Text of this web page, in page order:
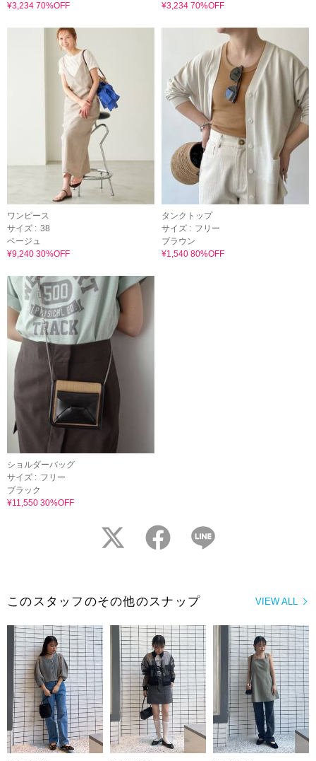
¥3,234 70%OFF ¥3,234 70%OFF
ワンピース
サイズ : 38
ベージュ
¥9,240 30%OFF
タンクトップ
サイズ : フリー
ブラウン
¥1,540 80%OFF
ショルダーバッグ
サイズ : フリー
ブラック
¥11,550 30%OFF
twitter facebook
VIEW ALL
このスタッフのその他のスナップ